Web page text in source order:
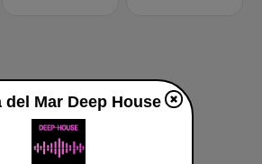
del Mar Deep House